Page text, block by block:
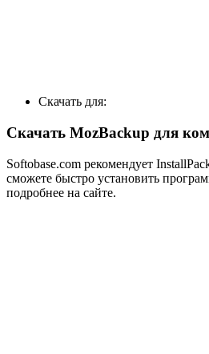
Скачать для:
Скачать MozBackup для
Softobase.com рекомендует
сможете быстро установить
подробнее на сайте.